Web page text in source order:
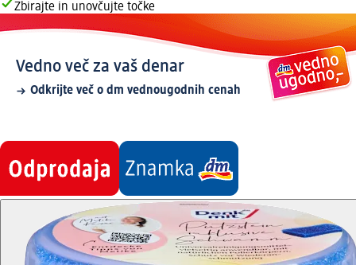
Zbirajte in unovčujte točke
Vedno več za vaš denar
Odkrijte več o dm vednougodnih cenah